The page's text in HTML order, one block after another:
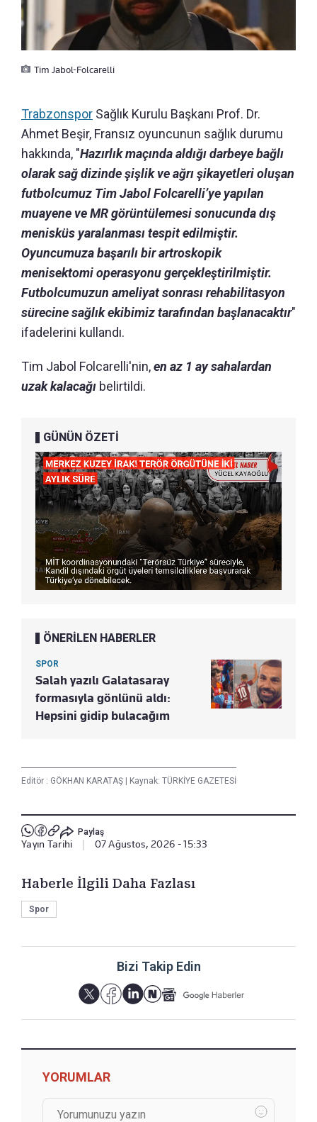
Tim Jabol-Folcarelli
Trabzonspor Sağlık Kurulu Başkanı Prof. Dr.
Ahmet Beşir, Fransız oyuncunun sağlık durumu
hakkında, "Hazırlık maçında aldığı darbeye bağlı
olarak sağ dizinde şişlik ve ağrı şikayetleri oluşan
futbolcumuz Tim Jabol Folcarelli’ye yapılan
muayene ve MR görüntülemesi sonucunda dış
menisküs yaralanması tespit edilmiştir.
Oyuncumuza başarılı bir artroskopik
menisektomi operasyonu gerçekleştirilmiştir.
Futbolcumuzun ameliyat sonrası rehabilitasyon
sürecine sağlık ekibimiz tarafından başlanacaktır"
ifadelerini kullandı.
Tim Jabol Folcarelli'nin,en az 1 ay sahalardan
uzak kalacağı belirtildi.
GÜNÜN ÖZETİ
ÖNERİLEN HABERLER
SPOR
Salah yazılı Galatasaray
formasıyla gönlünü aldı:
Hepsini gidip bulacağım
Editör : GÖKHAN KARATAŞ Kaynak: TÜRKİYE GAZETESİ
Paylaş
Yayın Tarihi 07 Ağustos, 2026 - 15:33
Haberle İlgili Daha Fazlası
Spor
Bizi Takip Edin
YORUMLAR